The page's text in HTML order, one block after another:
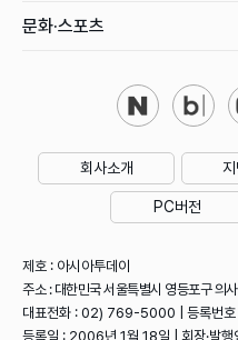
문화·스포츠
회사소개 지
PC버전
제호 : 아시아투데이
주소 : 대한민국 서울특별시 영등포구 의
대표전화 : 02) 769-5000 | 등록번
등록일 : 2006년 1월 18일 | 회장·발행